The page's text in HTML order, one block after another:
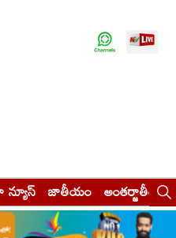
జాతీయం అంతర్జాతీయం